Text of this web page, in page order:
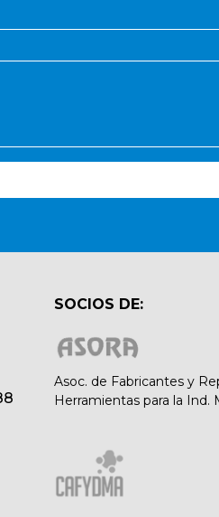
SOCIOS DE:
Asoc. de Fabricantes y
Herramientas para la Ind.